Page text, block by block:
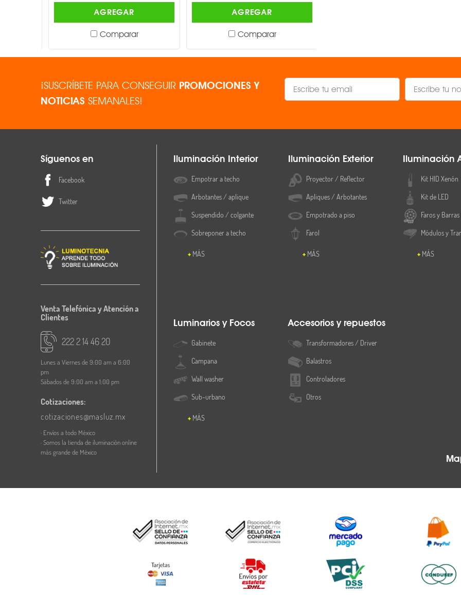
AGREGAR
Comparar
AGREGAR
Comparar
¡SUSCRÍBETE PARA CONSEGUIR PROMOCIONES Y
NOTICIAS SEMANALES!
Síguenos en
Facebook
Twitter
Venta Telefónica y Atención a
Clientes
222 2 14 46 20
Lunes a Viernes de 9:00 am a 6:00
pm
Sábados de 9:00 am a 1:00 pm
Cotizaciones:
cotizaciones@masluz.mx
· Envíos a todo México
· Somos la tienda de iluminación online
más grande de México
Iluminación Interior
Empotrar a techo
Arbotantes / aplique
Suspendido / colgante
Sobreponer a techo
MÁS
Iluminación Exterior
Proyector / Reflector
Apliques / Arbotantes
Empotrado a piso
Farol
MÁS
Iluminación
Kit HID Xenón
Kit de LED
Faros y Barras
Módulos y
MÁS
Luminarios y Focos
Gabinete
Campana
Wall washer
Sub-urbano
MÁS
Accesorios y repuestos
Transformadores / Driver
Balastros
Controladores
Otros